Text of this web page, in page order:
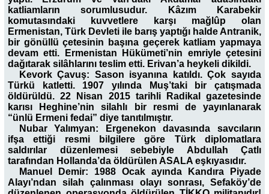
katliamların sorumlusudur. Kâzım Karabekir
komutasındaki kuvvetlere karşı mağlûp olan
Ermenistan, Türk Devleti ile barış yaptığı halde Antranik,
bir gönüllü çetesinin başına geçerek katliam yapmaya
devam etti. Ermenistan Hükümeti’nin emriyle çetesini
dağıtarak silâhlarını teslim etti. Erivan’a heykeli dikildi.
Kevork Çavuş: Sason isyanına katıldı. Çok sayıda
Türkü katletti. 1907 yılında Muş’taki bir çatışmada
öldürüldü. 22 Nisan 2015 tarihli Radikal gazetesinde
karısı Heghine’nin silahlı bir resmi de yayınlanarak
“ünlü Ermeni fedai” diye tanıtılmıştır.
Nubar Yalımyan: Ergenekon davasında savcıların
ifşa ettiği resmi bilgilere göre Türk diplomatlara
saldırılar düzenlemesi sebebiyle Abdullah Çatlı
tarafından Hollanda’da öldürülen ASALA eşkıyasıdır.
Manuel Demir: 1988 Ocak ayında Kandıra Piyade
Alayı’ndan silah çalınması olayı sonrası, Sefaköy’de